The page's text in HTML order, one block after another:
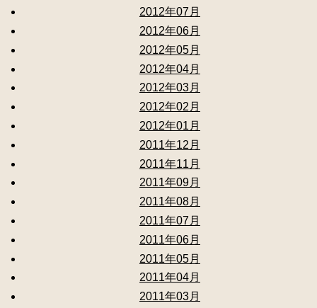
2012年07月
2012年06月
2012年05月
2012年04月
2012年03月
2012年02月
2012年01月
2011年12月
2011年11月
2011年09月
2011年08月
2011年07月
2011年06月
2011年05月
2011年04月
2011年03月